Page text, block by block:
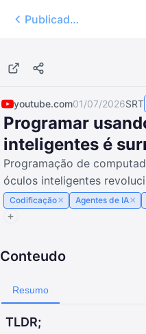
Publicados
youtube.com01/07/2026SRT
Programar
inteligentes é
Programação de
óculos inteligentes
Codificação× Agentes de IA×
Conteudo
Resumo
TLDR;